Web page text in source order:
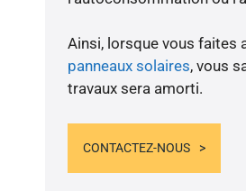
Ainsi, lorsque vous faites
panneaux solaires, vous
travaux sera amorti.
CONTACTEZ-NOUS